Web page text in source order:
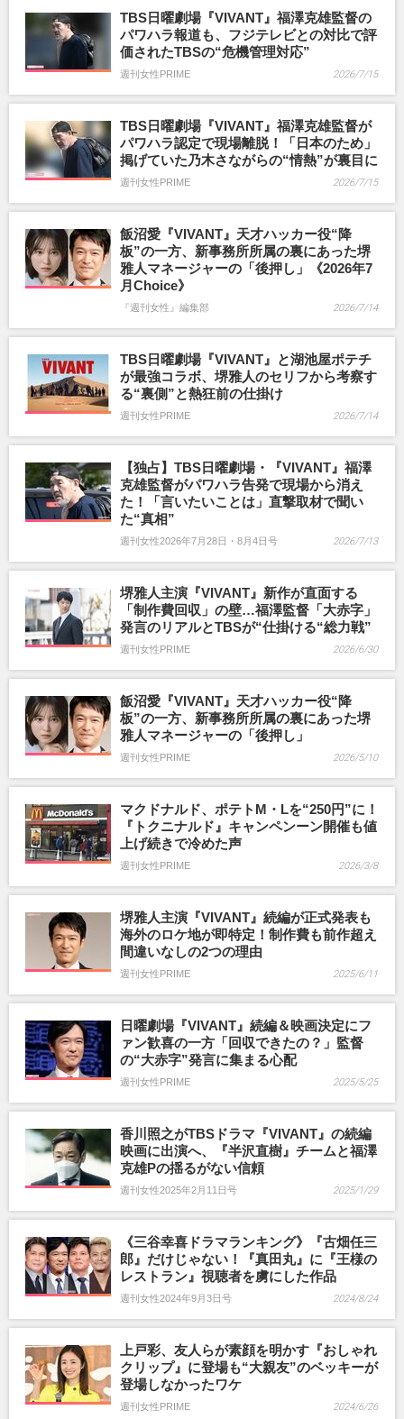
TBS日曜劇場『VIVANT』福澤克雄監督の
パワハラ報道も、フジテレビとの対比で評
価されたTBSの“危機管理対応”
週刊女性PRIME 2026/7/15
TBS日曜劇場『VIVANT』福澤克雄監督が
パワハラ認定で現場離脱！「日本のため」
掲げていた乃木さながらの“情熱”が裏目に
週刊女性PRIME 2026/7/15
飯沼愛『VIVANT』天才ハッカー役“降
板”の一方、新事務所所属の裏にあった堺
雅人マネージャーの「後押し」《2026年7
月Choice》
『週刊女性』編集部 2026/7/14
TBS日曜劇場『VIVANT』と湖池屋ポテチ
が最強コラボ、堺雅人のセリフから考察す
る“裏側”と熱狂前の仕掛け
週刊女性PRIME 2026/7/14
【独占】TBS日曜劇場・『VIVANT』福澤
克雄監督がパワハラ告発で現場から消え
た！「言いたいことは」直撃取材で聞い
た“真相”
週刊女性2026年7月28日・8月4日号 2026/7/13
堺雅人主演『VIVANT』新作が直面する
「制作費回収」の壁…福澤監督「大赤字」
発言のリアルとTBSが“仕掛ける“総力戦”
週刊女性PRIME 2026/6/30
飯沼愛『VIVANT』天才ハッカー役“降
板”の一方、新事務所所属の裏にあった堺
雅人マネージャーの「後押し」
週刊女性PRIME 2026/5/10
マクドナルド、ポテトM・Lを“250円”に！
『トクニナルド』キャンペンーン開催も値
上げ続きで冷めた声
週刊女性PRIME 2026/3/8
堺雅人主演『VIVANT』続編が正式発表も
海外のロケ地が即特定！制作費も前作超え
間違いなしの2つの理由
週刊女性PRIME 2025/6/11
日曜劇場『VIVANT』続編＆映画決定にフ
ァン歓喜の一方「回収できたの？」監督
の“大赤字”発言に集まる心配
週刊女性PRIME 2025/5/25
香川照之がTBSドラマ『VIVANT』の続編
映画に出演へ、『半沢直樹』チームと福澤
克雄Pの揺るがない信頼
週刊女性2025年2月11日号 2025/1/29
《三谷幸喜ドラマランキング》『古畑任三
郎』だけじゃない！『真田丸』に『王様の
レストラン』視聴者を虜にした作品
週刊女性2024年9月3日号 2024/8/24
上戸彩、友人らが素顔を明かす『おしゃれ
クリップ』に登場も“大親友”のベッキーが
登場しなかったワケ
週刊女性PRIME 2024/6/26